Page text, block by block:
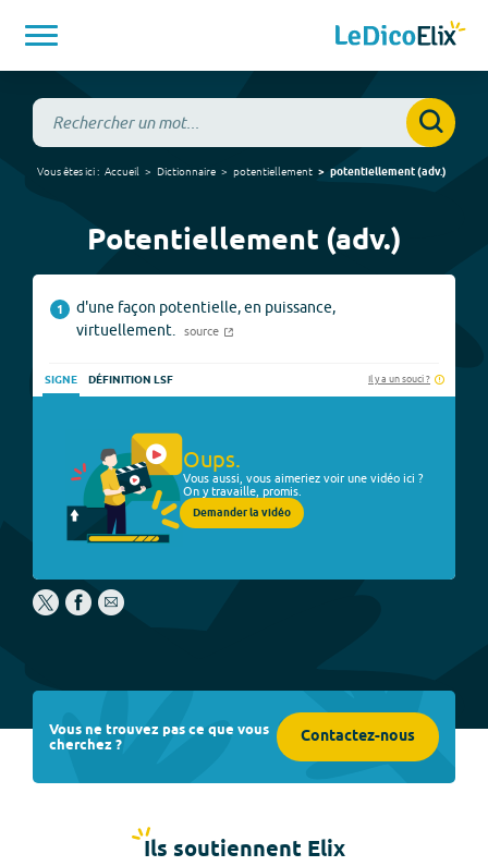
Vous êtes ici : Accueil Dictionnaire potentiellement potentiellement(adv.)
Potentiellement (adv.)
1
d'une façon potentielle, en puissance,
virtuellement.
source
SIGNE DÉFINITION LSF Il y a un souci ?
Oups.
Vous aussi, vous aimeriez voir une vidéo ici ?
On y travaille, promis.
Demander la vidéo
Vous ne trouvez pas ce que vous
cherchez ? Contactez-nous
Ils soutiennent Elix